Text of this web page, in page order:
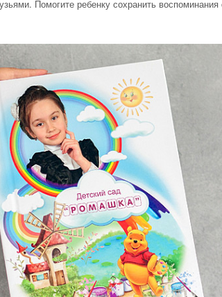
Помогите ребенку сохранить